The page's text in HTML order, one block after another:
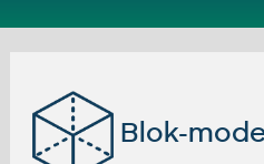
Blok-